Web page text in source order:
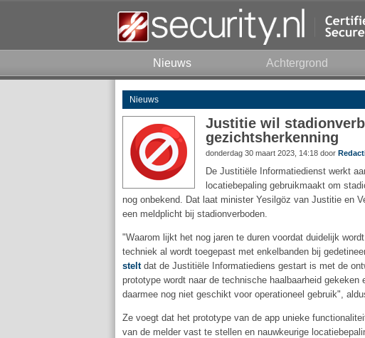
Nieuws Achtergrond
Nieuws
Justitie wil
gezichtsherkenning
donderdag 30 maart 2023, 14:18 door
De Justitiële Informatiedienst werkt
locatiebepaling gebruikmaakt om
nog onbekend. Dat laat minister Yesilgöz van Justitie en
een meldplicht bij stadionverboden.
"Waarom lijkt het nog jaren te duren voordat duidelijk
techniek al wordt toegepast met enkelbanden bij
steltdat de Justitiële Informatiediens gestart is met de
prototype wordt naar de technische haalbaarheid
daarmee nog niet geschikt voor operationeel gebruik",
Ze voegt dat het prototype van de app unieke
van de melder vast te stellen en nauwkeurige